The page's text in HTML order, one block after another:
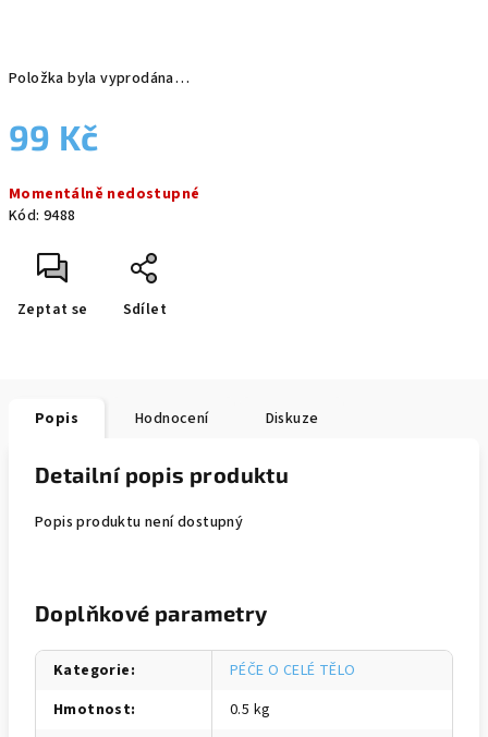
Položka byla vyprodána…
99 Kč
cena:
Momentálně nedostupné
Kód: 9488
Zeptat se Sdílet
Popis Hodnocení Diskuze
Detailní popis produktu
Popis produktu není dostupný
Doplňkové parametry
Kategorie:
PÉČE O CELÉ TĚLO
Hmotnost:
0.5 kg